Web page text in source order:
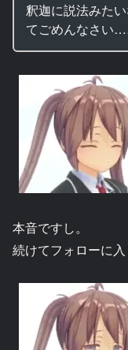
釈迦に説法みた
てごめんなさい
本音ですし。
続けてフォローに入